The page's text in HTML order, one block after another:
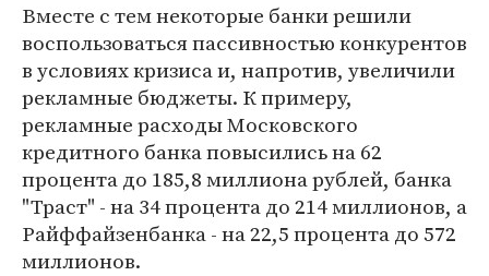
Вместе с тем некоторые банки решили
воспользоваться пассивностью конкурентов
в условиях кризиса и, напротив, увеличили
рекламные бюджеты. К примеру,
рекламные расходы Московского
кредитного банка повысились на 62
процента до 185,8 миллиона рублей, банка
"Траст" - на 34 процента до 214 миллионов, а
Райффайзенбанка - на 22,5 процента до 572
миллионов.